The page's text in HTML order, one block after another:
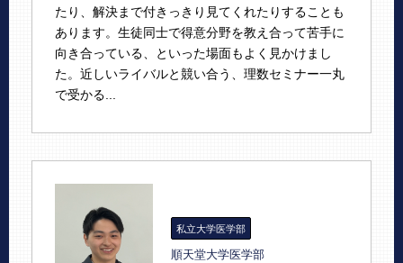
たり、解決まで付きっきり見てくれたりすることも
あります。生徒同士で得意分野を教え合って苦手に
向き合っている、といった場面もよく見かけまし
た。近しいライバルと競い合う、理数セミナー一丸
で受かる...
私立大学医学部
順天堂大学医学部